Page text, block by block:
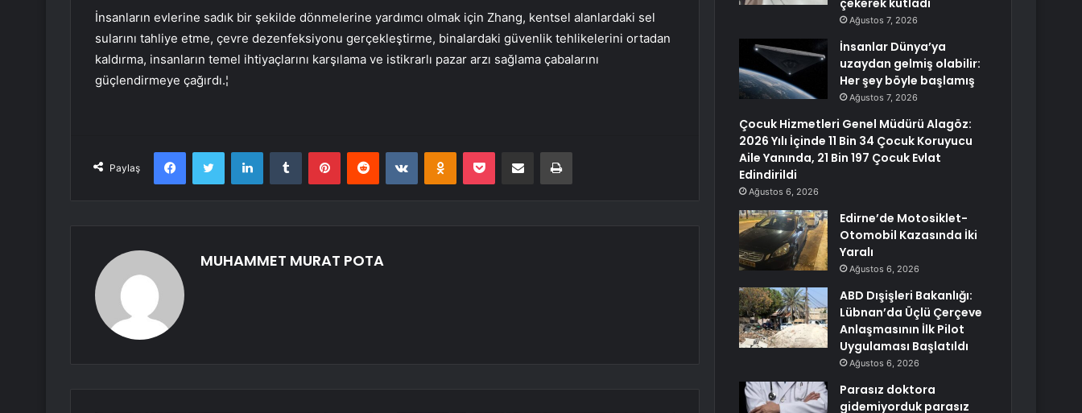
İnsanların evlerine sadık bir şekilde dönmelerine yardımcı olmak için Zhang, kentsel alanlardaki sel
sularını tahliye etme, çevre dezenfeksiyonu gerçekleştirme, binalardaki güvenlik tehlikelerini ortadan
kaldırma, insanların temel ihtiyaçlarını karşılama ve istikrarlı pazar arzı sağlama çabalarını
güçlendirmeye çağırdı.¦
Paylaş
FacebookTwitter LinkedInTumblr PinterestReddit VKontakteOdnoklassniki
Pocket E-Posta ile paylaş Yazdır
MUHAMMET MURAT POTA
çekerek kutladı
Ağustos 7, 2026
İnsanlar Dünya’ya
uzaydan gelmiş olabilir:
Her şey böyle başlamış
Ağustos 7, 2026
Çocuk Hizmetleri Genel Müdürü Alagöz:
2026 Yılı İçinde 11 Bin 34 Çocuk Koruyucu
Aile Yanında, 21 Bin 197 Çocuk Evlat
Edindirildi
Ağustos 6, 2026
Edirne’de Motosiklet-
Otomobil Kazasında İki
Yaralı
Ağustos 6, 2026
ABD Dışişleri Bakanlığı:
Lübnan’da Üçlü Çerçeve
Anlaşmasının İlk Pilot
Uygulaması Başlatıldı
Ağustos 6, 2026
Parasız doktora
gidemiyorduk parasız